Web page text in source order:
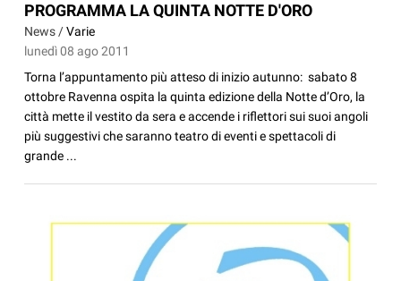
PROGRAMMA LA QUINTA NOTTE D'ORO
News /Varie
lunedì 08 ago 2011
Torna l’appuntamento più atteso di inizio autunno: sabato 8
ottobre Ravenna ospita la quinta edizione della Notte d’Oro, la
città mette il vestito da sera e accende i riflettori sui suoi angoli
più suggestivi che saranno teatro di eventi e spettacoli di
grande ...